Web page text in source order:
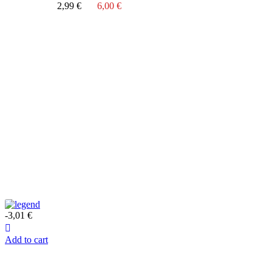
2,99 € 6,00 €
-3,01 €
Add to cart